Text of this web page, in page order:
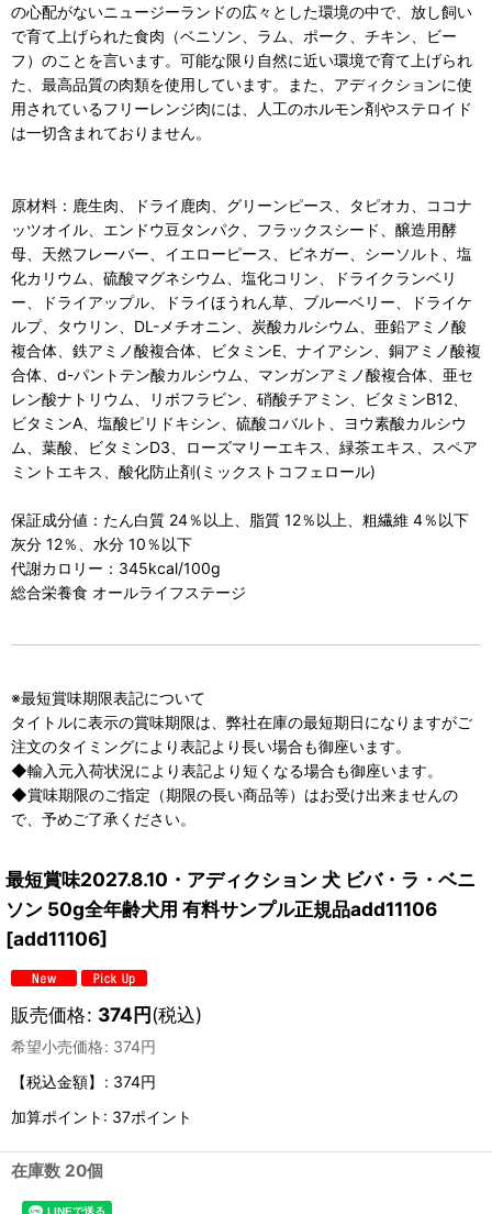
の心配がないニュージーランドの広々とした環境の中で、放し飼い
で育て上げられた食肉（ベニソン、ラム、ポーク、チキン、ビー
フ）のことを言います。可能な限り自然に近い環境で育て上げられ
た、最高品質の肉類を使用しています。また、アディクションに使
用されているフリーレンジ肉には、人工のホルモン剤やステロイド
は一切含まれておりません。
原材料：鹿生肉、ドライ鹿肉、グリーンピース、タピオカ、ココナ
ッツオイル、エンドウ豆タンパク、フラックスシード、醸造用酵
母、天然フレーバー、イエローピース、ビネガー、シーソルト、塩
化カリウム、硫酸マグネシウム、塩化コリン、ドライクランベリ
ー、ドライアップル、ドライほうれん草、ブルーベリー、ドライケ
ルプ、タウリン、DL-メチオニン、炭酸カルシウム、亜鉛アミノ酸
複合体、鉄アミノ酸複合体、ビタミンE、ナイアシン、銅アミノ酸複
合体、d-パントテン酸カルシウム、マンガンアミノ酸複合体、亜セ
レン酸ナトリウム、リボフラビン、硝酸チアミン、ビタミンB12、
ビタミンA、塩酸ピリドキシン、硫酸コバルト、ヨウ素酸カルシウ
ム、葉酸、ビタミンD3、ローズマリーエキス、緑茶エキス、スペア
ミントエキス、酸化防止剤(ミックストコフェロール)
保証成分値：たん白質 24％以上、脂質 12％以上、粗繊維 4％以下
灰分 12％、水分 10％以下
代謝カロリー：345kcal/100g
総合栄養食 オールライフステージ
※最短賞味期限表記について
タイトルに表示の賞味期限は、弊社在庫の最短期日になりますがご
注文のタイミングにより表記より長い場合も御座います。
◆輸入元入荷状況により表記より短くなる場合も御座います。
◆賞味期限のご指定（期限の長い商品等）はお受け出来ませんの
で、予めご了承ください。
最短賞味2027.8.10・アディクション 犬 ビバ・ラ・ベニ
ソン 50g全年齢犬用 有料サンプル正規品add11106
[add11106]
販売価格: 374円(税込)
希望小売価格: 374円
【税込金額】
: 374円
加算ポイント: 37ポイント
在庫数 20個